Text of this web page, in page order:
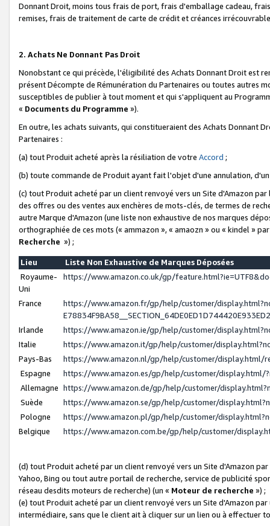
Donnant Droit, moins tous frais de port, frais d'emballage cadeau,
remises, frais de traitement de carte de crédit et créances
2. Achats Ne Donnant Pas Droit
Nonobstant ce qui précède, l'éligibilité des Achats Donnant Droit est
présent Décompte de Rémunération du Partenaires ou toutes autres
susceptibles de publier à tout moment et qui s'appliquent au
« Documents du Programme »).
En outre, les achats suivants, qui constitueraient des Achats Donnant
Partenaires :
(a) tout Produit acheté après la résiliation de votre Accord ;
(b) toute commande de Produit ayant fait l'objet d'une annulation,
(c) tout Produit acheté par un client renvoyé vers un Site d'Amazon
des offres ou des ventes aux enchères de mots-clés, de termes de
autre Marque d'Amazon (une liste non exhaustive de nos marques
orthographiée de ces mots (« ammazon », « amaozn » ou « kindel »
Recherche ») ;
Lieu
Liste Non Exhaustive de Marques Déposées
Royaume-
Uni
https://www.amazon.co.uk/gp/
France
https://www.amazon.fr/gp/help/customer/
Irlande
https://www.amazon.ie/gp/help/customer/
Italie
https://www.amazon.it/gp/help/customer/
Pays-Bas
https://www.amazon.nl/gp/help/customer/display.html/
Espagne
https://www.amazon.es/gp/help/customer/display.html/
Allemagne https://www.amazon.de/gp/help/customer/
Suède
https://www.amazon.se/gp/help/customer/
Pologne
https://www.amazon.pl/gp/help/customer/
Belgique
https://www.amazon.com.be/gp/help/customer/
(d) tout Produit acheté par un client renvoyé vers un Site d'Amazon
Yahoo, Bing ou tout autre portail de recherche, service de publicité
réseau desdits moteurs de recherche) (un « Moteur de recherche ») ;
(e) tout Produit acheté par un client renvoyé vers un Site d'Amazon
intermédiaire, sans que le client ait à cliquer sur un lien ou à